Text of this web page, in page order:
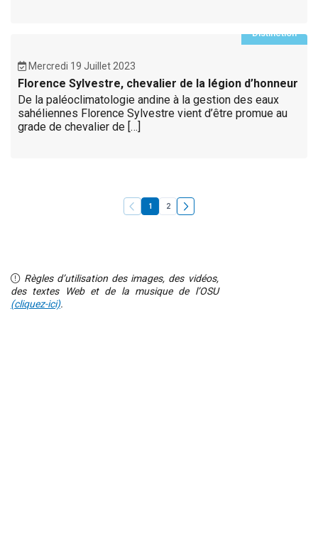
Distinction
Mercredi 19 Juillet 2023
Florence Sylvestre, chevalier de la légion d’honneur
De la paléoclimatologie andine à la gestion des eaux
sahéliennes Florence Sylvestre vient d’être promue au
grade de chevalier de […]
1 2
Règles d’utilisation des images, des vidéos,
des textes Web et de la musique de l’OSU
(cliquez-ici).